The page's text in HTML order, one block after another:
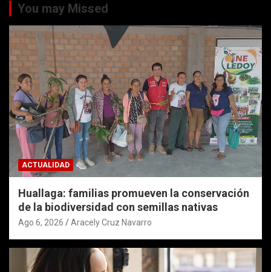
You may Missed
ACTUALIDAD
Huallaga: familias promueven la conservación
de la biodiversidad con semillas nativas
Ago 6, 2026 Aracely Cruz Navarro